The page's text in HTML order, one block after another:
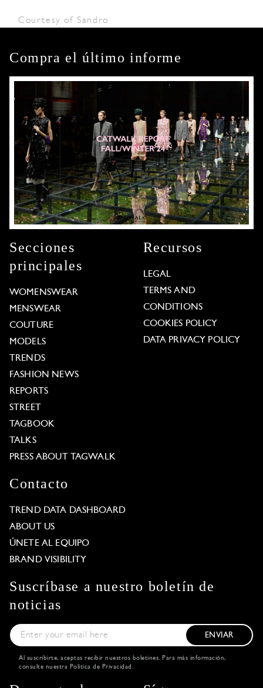
Courtesy of Sandro
Compra el último informe
Secciones
principales
WOMENSWEAR
MENSWEAR
COUTURE
MODELS
TRENDS
FASHION NEWS
REPORTS
STREET
TAGBOOK
TALKS
PRESS ABOUT TAGWALK
Recursos
LEGAL
TERMS AND
CONDITIONS
COOKIES POLICY
DATA PRIVACY POLICY
Contacto
TREND DATA DASHBOARD
ABOUT US
ÚNETE AL EQUIPO
BRAND VISIBILITY
Suscríbase a nuestro boletín de
noticias
ENVIAR
Al suscribirte, aceptas recibir nuestros boletines. Para más información,
consulte nuestra Política de Privacidad .